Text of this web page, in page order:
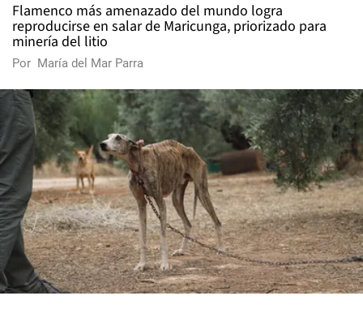
Flamenco más amenazado del mundo logra
reproducirse en salar de Maricunga, priorizado para
minería del litio
Por María del Mar Parra